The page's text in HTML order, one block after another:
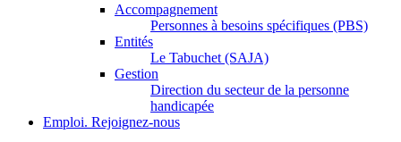
Accompagnement
Personnes à besoins spécifiques (PBS)
Entités
Le Tabuchet (SAJA)
Gestion
Direction du secteur de la personne
handicapée
Emploi. Rejoignez-nous